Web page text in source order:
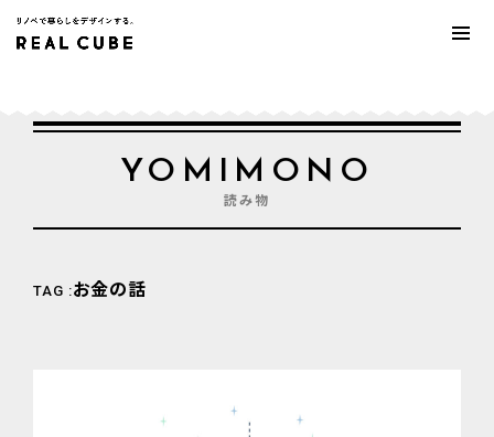
YOMIMONO
読み物
TAG :お金の話